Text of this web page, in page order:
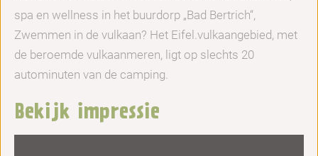
spa en wellness in het buurdorp „Bad Bertrich“,
Zwemmen in de vulkaan? Het Eifel.vulkaangebied, met
de beroemde vulkaanmeren, ligt op slechts 20
autominuten van de camping.
Bekijk impressie